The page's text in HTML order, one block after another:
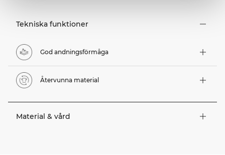
Tekniska funktioner
God andningsförmåga
Återvunna material
Material & vård